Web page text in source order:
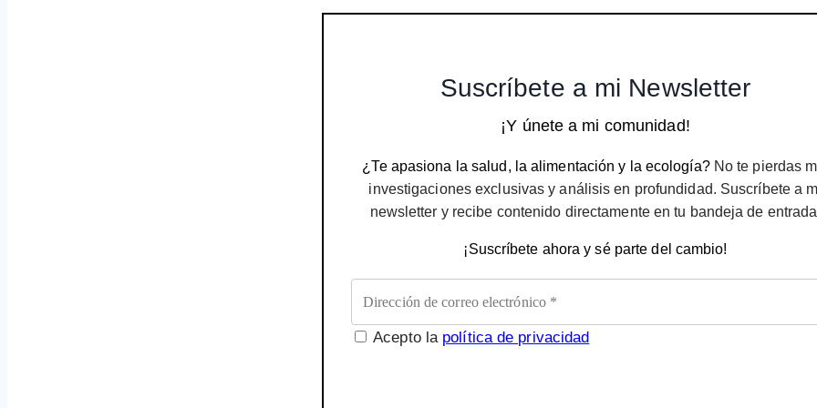
Suscríbete a mi Newsletter
¡Y únete a mi comunidad!
¿Te apasiona la salud, la alimentación y la ecología?No te pierdas
investigaciones exclusivas y análisis en profundidad. Suscríbete a
newsletter y recibe contenido directamente en tu bandeja de
¡Suscríbete ahora y sé parte del cambio!
Acepto la política de privacidad